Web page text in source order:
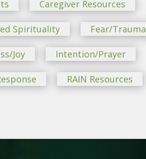
Caregiver Resources
Spirituality Fear/Trauma
Joy Intention/Prayer
RAIN Resources